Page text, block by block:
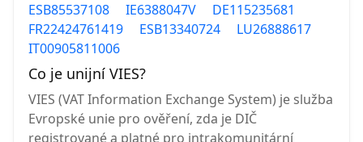
ESB85537108 IE6388047V
DE115235681
FR22424761419
ESB13340724
LU26888617
IT00905811006
Co je unijní VIES?
VIES (VAT Information Exchange System) je služba
Evropské unie pro ověření, zda je DIČ
registrované a platné pro intrakomunitární